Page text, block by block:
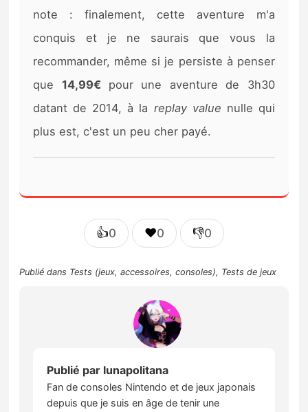
note : finalement, cette aventure m'a
conquis et je ne saurais que vous la
recommander, même si je persiste à penser
que 14,99€pour une aventure de 3h30
datant de 2014, à la replay value nulle qui
plus est, c'est un peu cher payé.
👍0 ❤️0 👎0
Publié dans Tests (jeux, accessoires, consoles), Tests de jeux
Publié par lunapolitana
Fan de consoles Nintendo et de jeux japonais
depuis que je suis en âge de tenir une